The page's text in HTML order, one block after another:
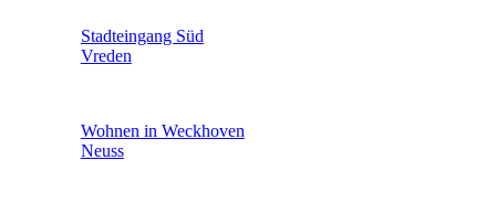
Stadteingang Süd
Vreden
Wohnen in Weckhoven
Neuss